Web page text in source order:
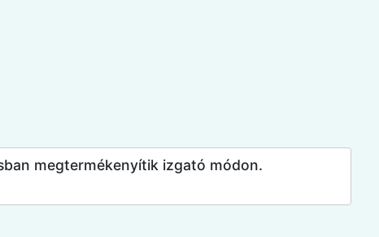
megtermékenyítik izgató módon.